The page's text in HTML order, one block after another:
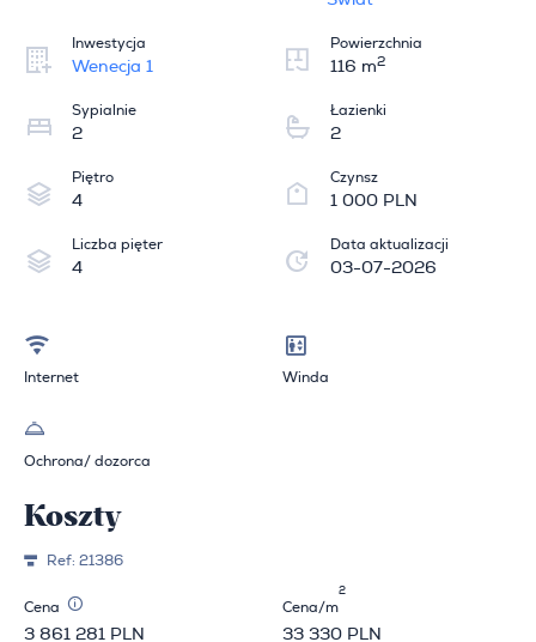
Inwestycja
Wenecja 1
Powierzchnia
116 m2
Sypialnie
2
Łazienki
2
Piętro
4
Czynsz
1 000 PLN
Liczba pięter
4
Data aktualizacji
03-07-2026
Internet Winda
Ochrona/ dozorca
Koszty
Ref: 21386
Cena
3 861 281 PLN
Cena/m
2
33 330 PLN